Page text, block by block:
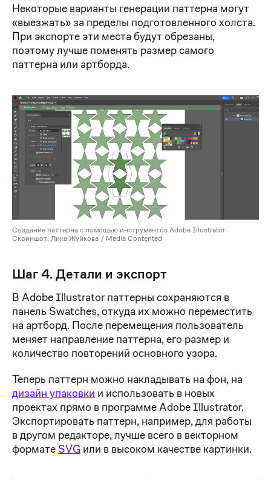
Некоторые варианты генерации паттерна могут
«выезжать» за пределы подготовленного холста.
При экспорте эти места будут обрезаны,
поэтому лучше поменять размер самого
паттерна или артборда.
Создание паттерна с помощью инструментов Adobe Illustrator
Скриншот: Лика Жуйкова / Media Contented
Шаг 4. Детали и экспорт
В Adobe Illustrator паттерны сохраняются в
панель Swatches, откуда их можно переместить
на артборд. После перемещения пользователь
меняет направление паттерна, его размер и
количество повторений основного узора.
Теперь паттерн можно накладывать на фон, на
дизайн упаковки и использовать в новых
проектах прямо в программе Adobe Illustrator.
Экспортировать паттерн, например, для работы
в другом редакторе, лучше всего в векторном
формате SVG или в высоком качестве картинки.